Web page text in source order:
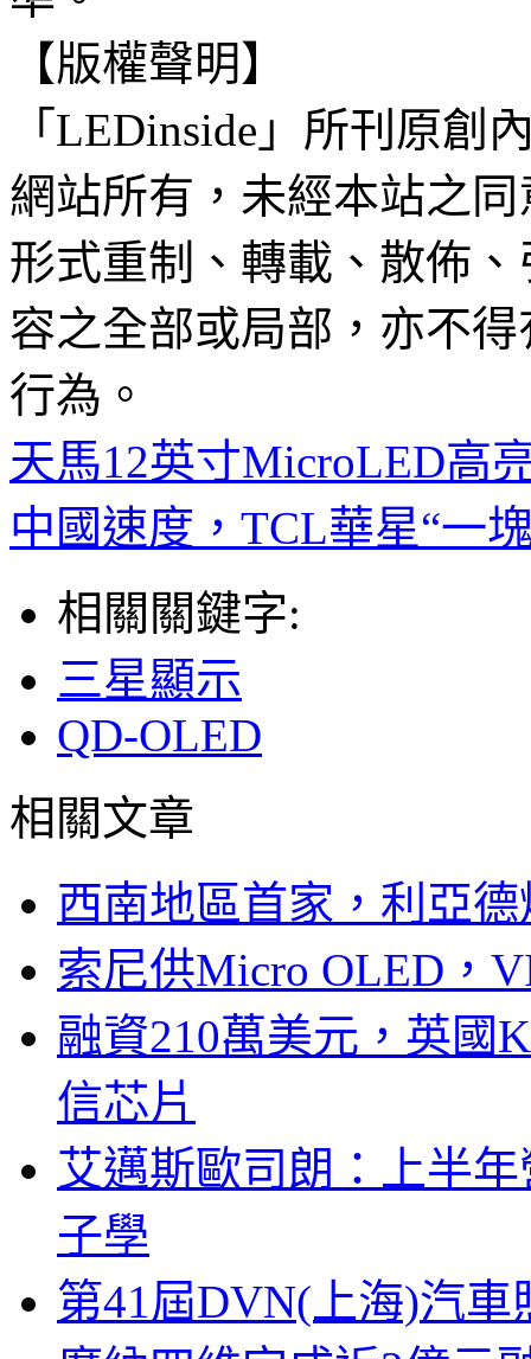
【版權聲明】
「LEDinside」所刊原創
網站所有，未經本站之
形式重制、轉載、散佈
容之全部或局部，亦不
行為。
天馬12英寸MicroLED高
中國速度，TCL華星“一
相關關鍵字:
三星顯示
QD-OLED
相關文章
西南地區首家，利亞
索尼供Micro OLED，
融資210萬美元，英國
信芯片
艾邁斯歐司朗：上半
子學
第41屆DVN(上海)汽